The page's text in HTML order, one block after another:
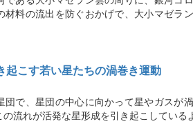
材料の流出を防ぐおかげで、大小マゼラ
起こす若い星たちの渦巻き運動
団で、星団の中心に向かって星やガスが
流れが活発な星形成を引き起こしている